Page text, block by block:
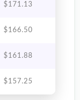
$171.13
$166.50
$161.88
$157.25